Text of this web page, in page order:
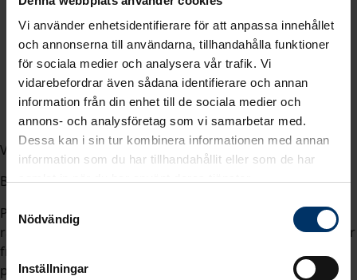
Vi använder enhetsidentifierare för att anpassa innehållet
och annonserna till användarna, tillhandahålla funktioner
för sociala medier och analysera vår trafik. Vi
vidarebefordrar även sådana identifierare och annan
information från din enhet till de sociala medier och
annons- och analysföretag som vi samarbetar med.
Dessa kan i sin tur kombinera informationen med annan
information som du har tillhandahållit eller som de har
Nödvändig
Inställningar
VIKTIG KUNDINFORMATION torsdag 28 maj 2026
Bäste kund,
Pga ökade kostpriser från våra leverantörer drivet av
råvaror, energi och transporter uppdaterar vi våra priser
fr.o.m. 1 Juli 2026. Denna prislista ersätter tidigare
prislista.